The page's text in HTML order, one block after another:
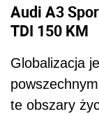
Audi A3
TDI 150 KM
Globalizacja
te obszary